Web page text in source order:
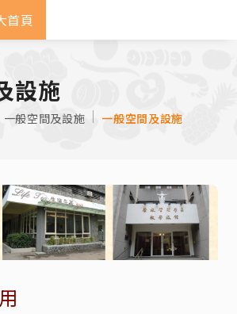
首頁
設施
一般空間及設施 一般空間及設施